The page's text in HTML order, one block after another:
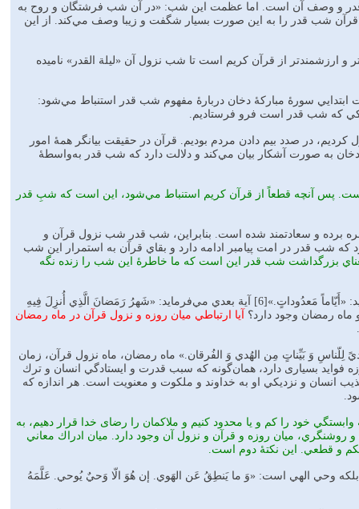
و وصف‌ آن است. اما عظمت‌ اين‌ شب: «در آن‌ شب‌ فرشتگان و روح به‌
قرآن‌ شب‌ قدر را به‌ اين‌ صورت‌ بسيار شگفت‌ و زيبا وصف مي‌كند. از اين‌
از قرآن‌ كريم‌ است‌ تا شب‌ نزول‌ آن‌ «ليلة‌ القدر» ناميده‌
ابتدايي‌ سورۀ مباركۀ دخان‌ دربارۀ مفهوم‌ شب‌ قدر استنباط مي‌شود:
كه‌ ما قرآن‌ را در اين‌ شب‌ نازل‌ كرديم‌، در صدد بيم‌ دادن‌ مردم‌ بوديم‌. قرآن‌ در حقيقت‌ بيانگر همۀ امور
به‌ صورت‌ آشكار بيان مي‌كند و دلالت‌ دارد كه‌ شب‌ قدر به‌واسطۀ
پس‌ آنچه‌ قطعاً‌ از قرآن‌ كريم‌ استنباط مي‌شود، اين است‌ كه‌ شبِ‌ قدر
برده‌ و سعادتمند شده‌ است. بنابراين‌، شب‌ قدر شب‌ نزول‌ قرآن‌ و
شب‌ قدر در امت‌ پيامبر ادامه‌ دارد و بقاي‌ قرآن‌ به‌ استمرار اين‌ شب‌
بزرگداشت‌ شب‌ قدر اين است‌ كه‌ ما خاطرۀ اين‌ شب‌ را زنده‌ نگه‌
2-ما در قرآن‌ مي‌خوانيم‌: «كُتِبَ‌ عَلَيكُمُ‌ الصِّيامُ‌ كَما كُتِبَ‌ عَلَي الَّذِينَ‌ مِن‌ قَبلِكُم‌.»[5] سپس،‌ در آيه بعد مي‌فرمايد: «أَيّاماً‌ مَعدُوداتٍ‌.»[6] آية‌ بعدي‌ مي‌فرمايد: «شَهرُ رَمَضانَ‌ الَّذِي‌ أُنزِلَ‌ فِيهِ‌
آيا ارتباطي‌ ميان‌ روزه‌ و نزول‌ قرآن‌ در ماه‌ رمضان‌
وَ بَیِّناتٍ‌ مِن‌ الهُدي‌ وَ الفُرقان.» ماه‌ رمضان،‌ ماه‌ نزول‌ قرآن‌، زمان‌
بسیاری دارد، همان‌گونه‌ كه‌ سبب‌ قدرت‌ و ايستادگي‌ انسان‌ و ترك‌
انسان و نزديكي‌ او به‌ خداوند و ملکوت و معنويت‌ است. هر اندازه‌ كه‌
خود را كم‌ و يا محدود كنيم‌ و ملاكمان‌ را رضای‌ خدا قرار دهيم، به‌
و روشنگري، ميان‌ روزه‌ و قرآن‌ و نزول‌ آن‌ وجود دارد. ميان‌ ادراك‌ معاني‌
و قطعي. اين‌ نكتۀ دوم است.
بلكه‌ وحي‌ الهي‌ است‌: «وَ ما يَنطِقُ‌ عَن‌ الهَوي.‌ إن‌ هُوَ الّا وَحيٌ‌ يُوحي. عَلَّمَهُ‌